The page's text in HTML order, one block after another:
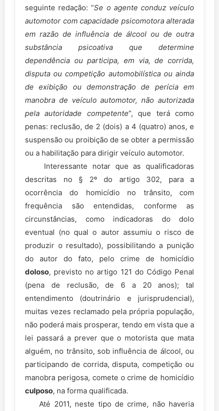
seguinte redação: “Se o agente conduz veículo
automotor com capacidade psicomotora alterada
em razão de influência de álcool ou de outra
substância psicoativa que determine
dependência ou participa, em via, de corrida,
disputa ou competição automobilística ou ainda
de exibição ou demonstração de perícia em
manobra de veículo automotor, não autorizada
pela autoridade competente”, que terá como
penas: reclusão, de 2 (dois) a 4 (quatro) anos, e
suspensão ou proibição de se obter a permissão
ou a habilitação para dirigir veículo automotor.
Interessante notar que as qualificadoras
descritas no § 2º do artigo 302, para a
ocorrência do homicídio no trânsito, com
frequência são entendidas, conforme as
circunstâncias, como indicadoras do dolo
eventual (no qual o autor assumiu o risco de
produzir o resultado), possibilitando a punição
do autor do fato, pelo crime de homicídio
doloso, previsto no artigo 121 do Código Penal
(pena de reclusão, de 6 a 20 anos); tal
entendimento (doutrinário e jurisprudencial),
muitas vezes reclamado pela própria população,
não poderá mais prosperar, tendo em vista que a
lei passará a prever que o motorista que mata
alguém, no trânsito, sob influência de álcool, ou
participando de corrida, disputa, competição ou
manobra perigosa, comete o crime de homicídio
culposo, na forma qualificada.
Até 2011, neste tipo de crime, não haveria